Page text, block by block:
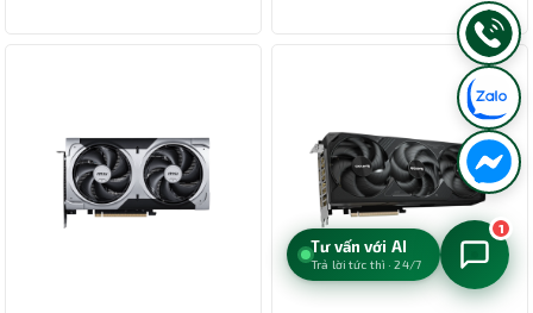
Tư vấn với AI
Trả lời tức thì · 24/7
1